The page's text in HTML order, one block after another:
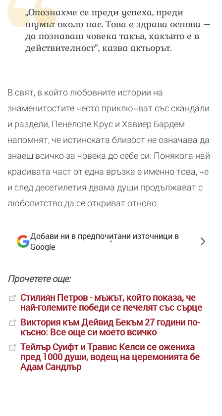
„Опознахме се преди успеха, преди
шумът около нас. Това е здрава основа –
да познаваш човека такъв, какъвто е в
действителност“, казва актьорът.
В свят, в който любовните истории на
знаменитостите често приключват със скандали
и раздели, Пенелопе Крус и Хавиер Бардем
напомнят, че истинската близост не означава да
знаеш всичко за човека до себе си. Понякога най-
красивата част от една връзка е именно това, че
и след десетилетия двама души продължават с
любопитство да се откриват отново.
Добави ни в предпочитани източници в
Google
Прочетете още:
Стилиян Петров - мъжът, който показа, че
най-големите победи се печелят със сърце
Виктория към Дейвид Бекъм 27 години по-
късно: Все още си моето всичко
Тейлър Суифт и Травис Келси се ожениха
пред 1000 души, водещ на церемонията бе
Адам Сандлър